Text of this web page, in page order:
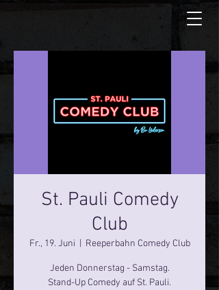
St. Pauli Comedy
Club
Fr., 19. Juni Reeperbahn Comedy Club
Jeden Donnerstag - Samstag.
Stand-Up Comedy auf St. Pauli.